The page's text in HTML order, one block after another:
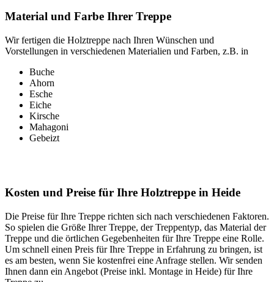
Material und Farbe Ihrer Treppe
Wir fertigen die Holztreppe nach Ihren Wünschen und
Vorstellungen in verschiedenen Materialien und Farben, z.B. in
Buche
Ahorn
Esche
Eiche
Kirsche
Mahagoni
Gebeizt
Kosten und Preise für Ihre Holztreppe in Heide
Die Preise für Ihre Treppe richten sich nach verschiedenen Faktoren.
So spielen die Größe Ihrer Treppe, der Treppentyp, das Material der
Treppe und die örtlichen Gegebenheiten für Ihre Treppe eine Rolle.
Um schnell einen Preis für Ihre Treppe in Erfahrung zu bringen, ist
es am besten, wenn Sie kostenfrei eine Anfrage stellen. Wir senden
Ihnen dann ein Angebot (Preise inkl. Montage in Heide) für Ihre